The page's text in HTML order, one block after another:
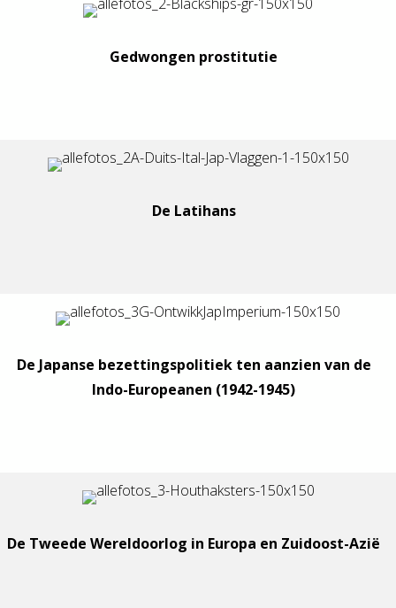
Gedwongen prostitutie
De Latihans
De Japanse bezettingspolitiek ten aanzien van de
Indo-Europeanen (1942-1945)
De Tweede Wereldoorlog in Europa en Zuidoost-Azië